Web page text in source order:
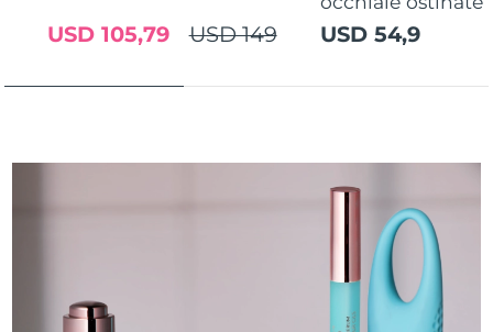
USD 149
USD 105,79 USD 54,9